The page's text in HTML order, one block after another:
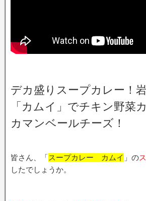
デカ盛りスープカレー！
「カムイ」でチキン野菜
カマンベールチーズ！
皆さん、「スープカレー カムイ 」の
したでしょうか。